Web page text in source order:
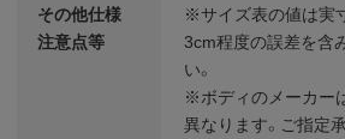
その他仕様
注意点等
※サイズ表の値は実
3cm程度の誤差を含
い。
※ボディのメーカー
異なります。ご指定